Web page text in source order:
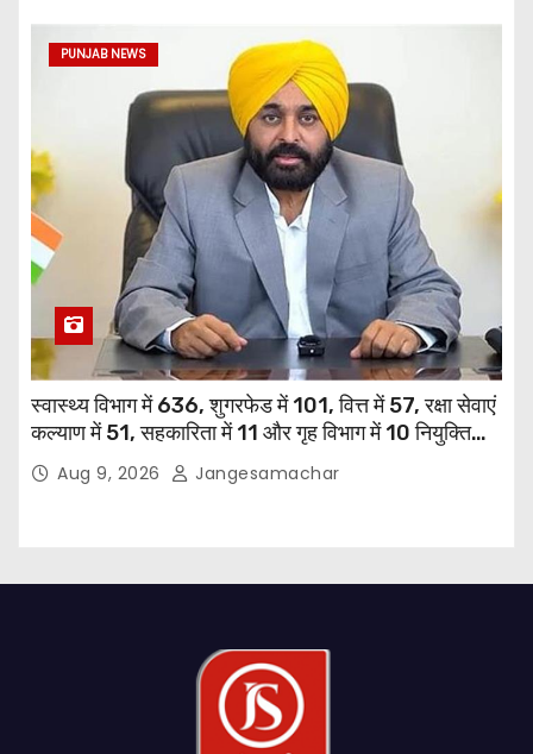
PUNJAB NEWS
स्वास्थ्य विभाग में 636, शुगरफेड में 101, वित्त में 57, रक्षा सेवाएं
कल्याण में 51, सहकारिता में 11 और गृह विभाग में 10 नियुक्तियां
हुईं: मुख्यमंत्री भगवंत सिंह मान
Aug 9, 2026 Jangesamachar